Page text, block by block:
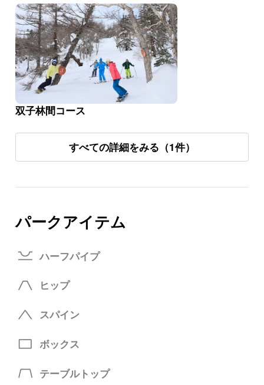
双子林間コース
すべての詳細をみる（1件）
パークアイテム
ハーフパイプ
ヒップ
スパイン
ボックス
テーブルトップ